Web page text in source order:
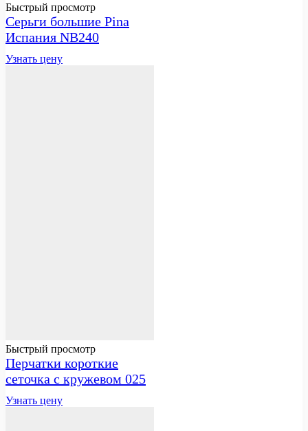
Быстрый просмотр
Серьги большие Pina
Испания NB240
Узнать цену
Быстрый просмотр
Перчатки короткие
сеточка с кружевом 025
Узнать цену